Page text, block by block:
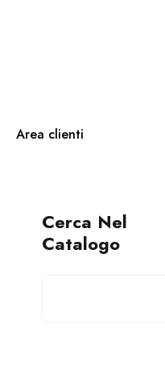
Area clienti
Cerca Nel
Catalogo